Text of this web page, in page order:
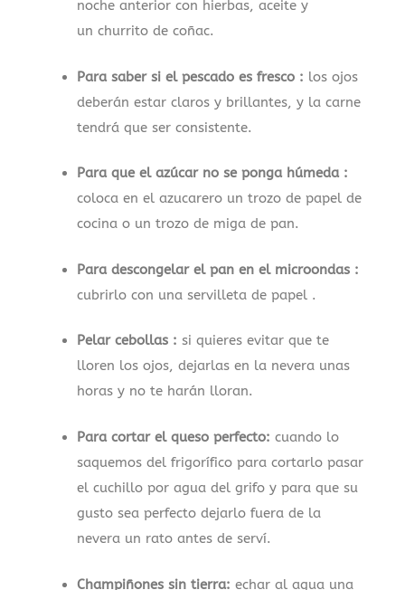
noche anterior con hierbas, aceite y
un churrito de coñac.
Para saber si el pescado es fresco : los ojos
deberán estar claros y brillantes, y la carne
tendrá que ser consistente.
Para que el azúcar no se ponga húmeda :
coloca en el azucarero un trozo de papel de
cocina o un trozo de miga de pan.
Para descongelar el pan en el microondas :
cubrirlo con una servilleta de papel .
Pelar cebollas : si quieres evitar que te
lloren los ojos, dejarlas en la nevera unas
horas y no te harán lloran.
Para cortar el queso perfecto: cuando lo
saquemos del frigorífico para cortarlo pasar
el cuchillo por agua del grifo y para que su
gusto sea perfecto dejarlo fuera de la
nevera un rato antes de serví.
Champiñones sin tierra: echar al agua una